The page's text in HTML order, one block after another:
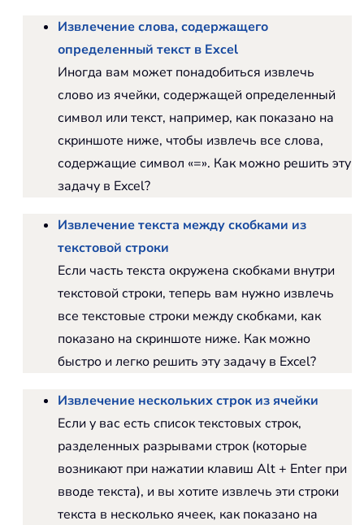
Извлечение слова, содержащего
определенный текст в Excel
Иногда вам может понадобиться извлечь
слово из ячейки, содержащей определенный
символ или текст, например, как показано на
скриншоте ниже, чтобы извлечь все слова,
содержащие символ «=». Как можно решить эту
задачу в Excel?
Извлечение текста между скобками из
текстовой строки
Если часть текста окружена скобками внутри
текстовой строки, теперь вам нужно извлечь
все текстовые строки между скобками, как
показано на скриншоте ниже. Как можно
быстро и легко решить эту задачу в Excel?
Извлечение нескольких строк из ячейки
Если у вас есть список текстовых строк,
разделенных разрывами строк (которые
возникают при нажатии клавиш Alt + Enter при
вводе текста), и вы хотите извлечь эти строки
текста в несколько ячеек, как показано на